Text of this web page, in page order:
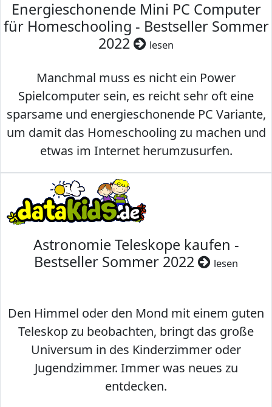
Energieschonende Mini PC Computer
für Homeschooling - Bestseller Sommer
2022
lesen
Manchmal muss es nicht ein Power
Spielcomputer sein, es reicht sehr oft eine
sparsame und energieschonende PC Variante,
um damit das Homeschooling zu machen und
etwas im Internet herumzusurfen.
Astronomie Teleskope kaufen -
Bestseller Sommer 2022
lesen
Den Himmel oder den Mond mit einem guten
Teleskop zu beobachten, bringt das große
Universum in des Kinderzimmer oder
Jugendzimmer. Immer was neues zu
entdecken.